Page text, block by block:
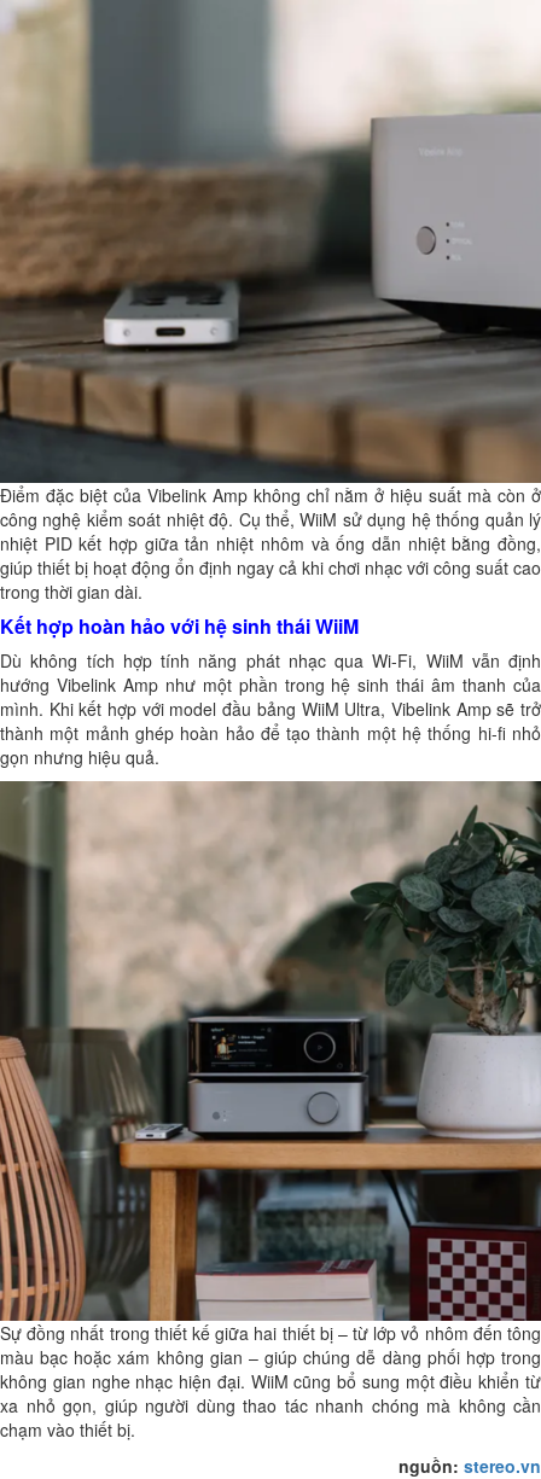
Điểm đặc biệt của Vibelink Amp không chỉ nằm ở hiệu suất mà còn ở
công nghệ kiểm soát nhiệt độ. Cụ thể, WiiM sử dụng hệ thống quản lý
nhiệt PID kết hợp giữa tản nhiệt nhôm và ống dẫn nhiệt bằng đồng,
giúp thiết bị hoạt động ổn định ngay cả khi chơi nhạc với công suất cao
trong thời gian dài.
Kết hợp hoàn hảo với hệ sinh thái WiiM
Dù không tích hợp tính năng phát nhạc qua Wi-Fi, WiiM vẫn định
hướng Vibelink Amp như một phần trong hệ sinh thái âm thanh của
mình. Khi kết hợp với model đầu bảng WiiM Ultra, Vibelink Amp sẽ trở
thành một mảnh ghép hoàn hảo để tạo thành một hệ thống hi-fi nhỏ
gọn nhưng hiệu quả.
Sự đồng nhất trong thiết kế giữa hai thiết bị – từ lớp vỏ nhôm đến tông
màu bạc hoặc xám không gian – giúp chúng dễ dàng phối hợp trong
không gian nghe nhạc hiện đại. WiiM cũng bổ sung một điều khiển từ
xa nhỏ gọn, giúp người dùng thao tác nhanh chóng mà không cần
chạm vào thiết bị.
nguồn: stereo.vn